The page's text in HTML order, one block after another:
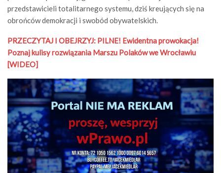
przedstawicieli totalitarnego systemu, dziś kreujących się na
obrońców demokracji i swobód obywatelskich.
PRZECZYTAJ I OBEJRZYJ: PILNE! Ewidentna prowokacja!
Poznaj kulisy rozwiązania Marszu Polaków we Wrocławiu
[WIDEO]